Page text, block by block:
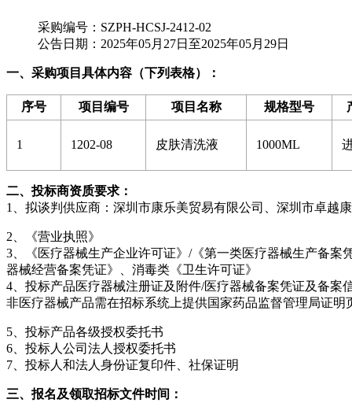
采购编号：SZPH-HCSJ-2412-02
公告日期：2025年05月27日至2025年05月29日
一、采购项目具体内容（下列表格）：
序号 项目编号 项目名称 规格型号
1 1202-08 皮肤清洗液 1000ML
二、投标商资质要求：
1、拟谈判供应商：深圳市康乐美贸易有限公司、深圳市卓越
2、《营业执照》
3、《医疗器械生产企业许可证》/《第一类医疗器械生产备案
器械经营备案凭证》、消毒类《卫生许可证》
4、投标产品医疗器械注册证及附件/医疗器械备案凭证及备案
非医疗器械产品需在招标系统上提供国家药品监督管理局证明
5、投标产品各级授权委托书
6、投标人公司法人授权委托书
7、投标人和法人身份证复印件、社保证明
三、报名及领取招标文件时间：